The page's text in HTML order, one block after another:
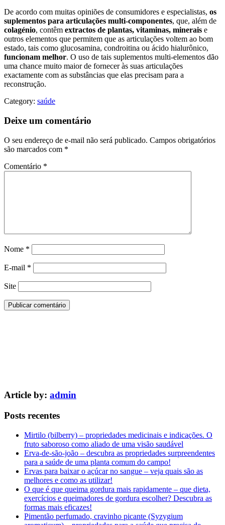
De acordo com muitas opiniões de consumidores e especialistas, os
suplementos para articulações multi-componentes, que, além de
colagénio, contêm extractos de plantas, vitaminas, minerais e
outros elementos que permitem que as articulações voltem ao bom
estado, tais como glucosamina, condroitina ou ácido hialurônico,
funcionam melhor. O uso de tais suplementos multi-elementos dão
uma chance muito maior de fornecer às suas articulações
exactamente com as substâncias que elas precisam para a
reconstrução.
Category: saúde
Deixe um comentário
O seu endereço de e-mail não será publicado. Campos obrigatórios
são marcados com *
Comentário *
Nome *
E-mail *
Site
Article by: admin
Posts recentes
Mirtilo (bilberry) – propriedades medicinais e indicações. O
fruto saboroso como aliado de uma visão saudável
Erva-de-são-joão – descubra as propriedades surpreendentes
para a saúde de uma planta comum do campo!
Ervas para baixar o açúcar no sangue – veja quais são as
melhores e como as utilizar!
O que é que queima gordura mais rapidamente – que dieta,
exercícios e queimadores de gordura escolher? Descubra as
formas mais eficazes!
Pimentão perfumado, cravinho picante (Syzygium